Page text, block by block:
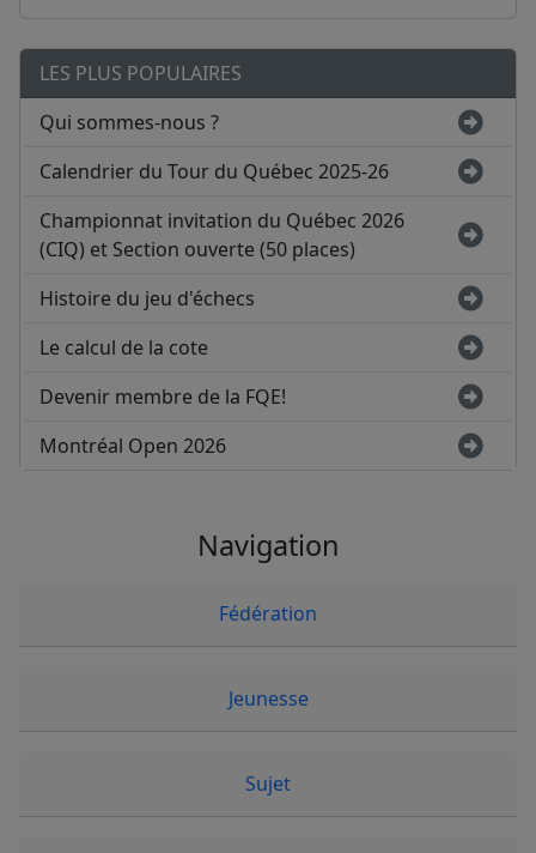
LES PLUS POPULAIRES
Qui sommes-nous ?
Calendrier du Tour du Québec 2025-26
Championnat invitation du Québec 2026
(CIQ) et Section ouverte (50 places)
Histoire du jeu d'échecs
Le calcul de la cote
Devenir membre de la FQE!
Montréal Open 2026
Navigation
Fédération
Jeunesse
Sujet